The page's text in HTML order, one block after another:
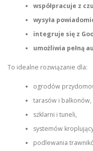
współpracuje z
wysyła
integruje się z
umożliwia pełną
To idealne rozwiązanie dla:
ogrodów
tarasów i balkonów,
szklarni i tuneli,
systemów
podlewania